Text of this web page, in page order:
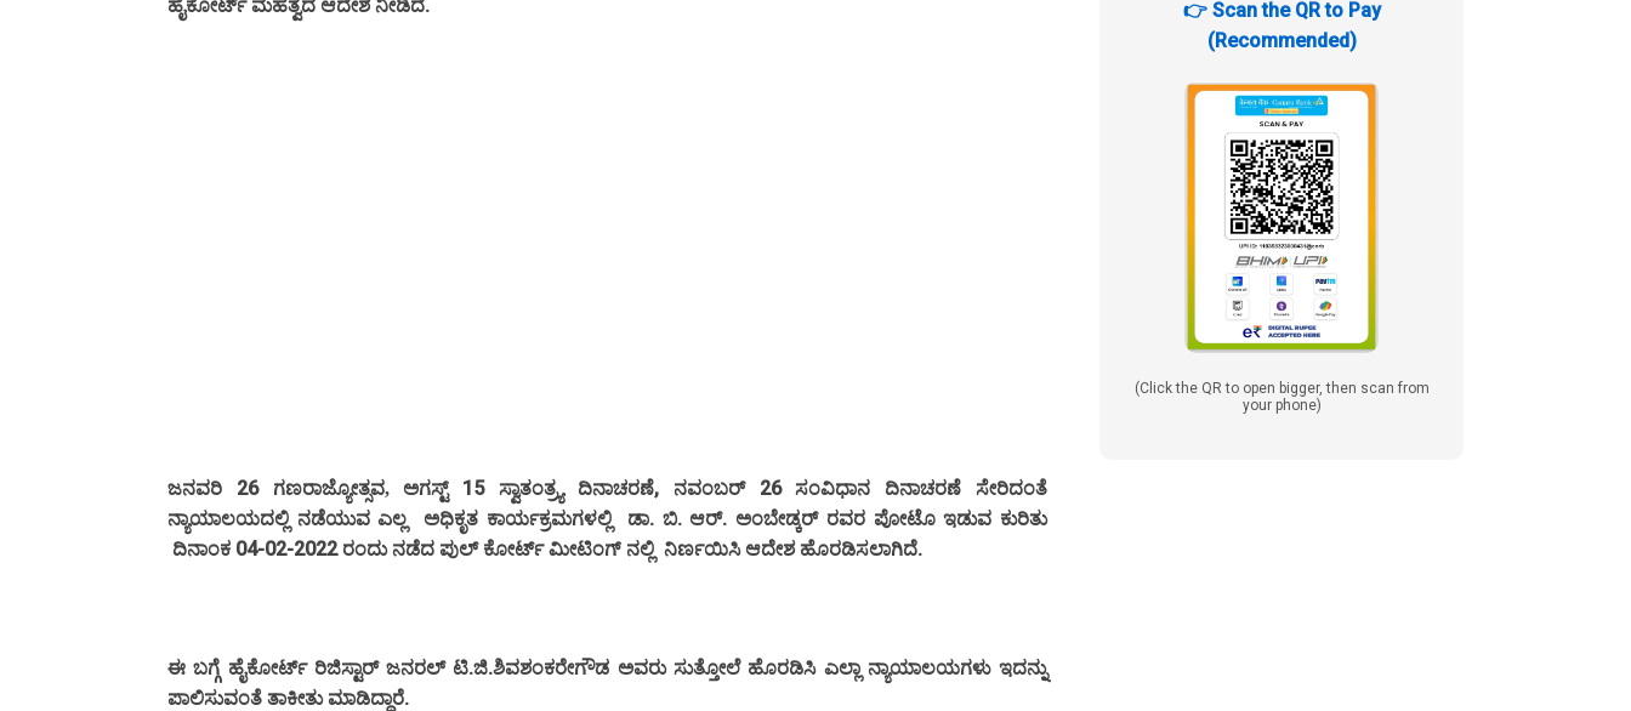
ಹೈಕೋರ್ಟ್ ಮಹತ್ವದ ಆದೇಶ ನೀಡಿದೆ.
ಜನವರಿ 26 ಗಣರಾಜ್ಯೋತ್ಸವ, ಅಗಸ್ಟ್15ಸ್ವಾತಂತ್ರ್ಯ ದಿನಾಚರಣೆ, ನವಂಬರ್26ಸಂವಿಧಾನ
ದಿನಾಚರಣೆ ಸೇರಿದಂತೆ
ನ್ಯಾಯಾಲಯದಲ್ಲಿ ನಡೆಯುವ ಎಲ್ಲ
ಅಧಿಕೃತ ಕಾರ್ಯಕ್ರಮಗಳಲ್ಲಿ ಡಾ. ಬಿ. ಆರ್. ಅಂಬೇಡ್ಕರ್ ರವರ ಪೋಟೊ ಇಡುವ ಕುರಿತು
ದಿನಾಂಕ 04-02-2022 ರಂದು ನಡೆದ ಪುಲ್ ಕೋರ್ಟ್ ಮೀಟಿಂಗ್ ನಲ್ಲಿ ನಿರ್ಣಯಿಸಿ ಆದೇಶ ಹೊರಡಿಸಲಾಗಿದೆ.
ಈ ಬಗ್ಗೆ ಹೈಕೋರ್ಟ್ ರಿಜಿಸ್ಟಾರ್ ಜನರಲ್ ಟಿ.ಜಿ.ಶಿವಶಂಕರೇಗೌಡ ಅವರು ಸುತ್ತೋಲೆ ಹೊರಡಿಸಿ ಎಲ್ಲಾ ನ್ಯಾಯಾಲಯಗಳು ಇದನ್ನು
ಪಾಲಿಸುವಂತೆ ತಾಕೀತು ಮಾಡಿದ್ದಾರೆ.
👉 Scan the QR to Pay
(Recommended)
(Click the QR to open bigger, then scan from
your phone)